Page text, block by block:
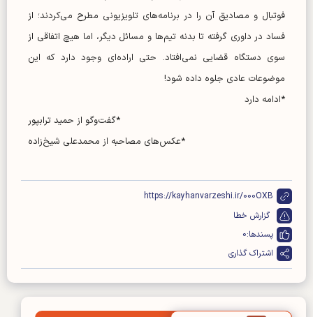
فوتبال و مصادیق آن را در برنامه‌های تلویزیونی مطرح می‌کردند؛ از
فساد در داوری گرفته تا بدنه تیم‌ها و مسائل دیگر، اما هیچ اتفاقی از
سوی دستگاه قضایی نمی‌افتاد. حتی اراده‌ای وجود دارد که این
موضوعات عادی جلوه داده شود!
*ادامه دارد
*گفت‌و‌گو از حمید ترابپور
*عکس‌های مصاحبه از محمدعلی شیخ‌زاده
https://kayhanvarzeshi.ir/000OXB
گزارش خطا
پسندها:0
اشتراک گذاری